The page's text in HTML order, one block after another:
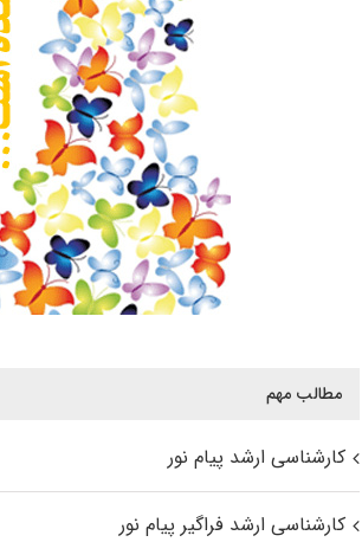
مطالب مهم
کارشناسی ارشد پیام نور
کارشناسی ارشد فراگیر پیام نور